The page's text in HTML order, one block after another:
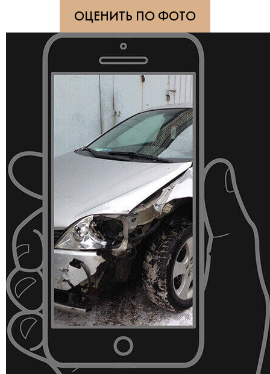
ОЦЕНИТЬ ПО ФОТО